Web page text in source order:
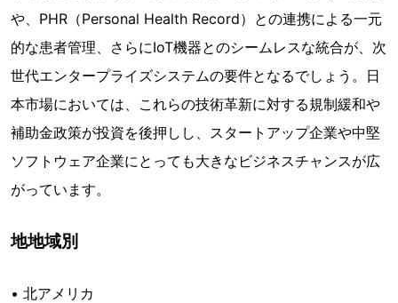
や、PHR（Personal Health Record）との連携による一元
的な患者管理、さらにIoT機器とのシームレスな統合が、次
世代エンタープライズシステムの要件となるでしょう。日
本市場においては、これらの技術革新に対する規制緩和や
補助金政策が投資を後押しし、スタートアップ企業や中堅
ソフトウェア企業にとっても大きなビジネスチャンスが広
がっています。
地地域別
• 北アメリカ